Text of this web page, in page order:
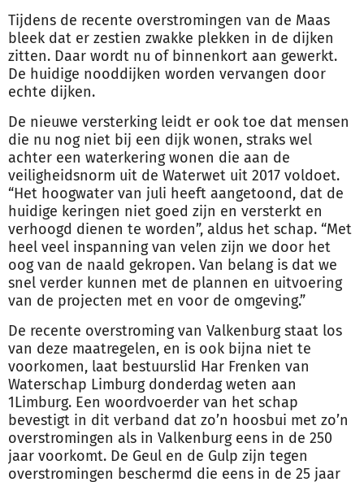
Tijdens de recente overstromingen van de Maas
bleek dat er zestien zwakke plekken in de dijken
zitten. Daar wordt nu of binnenkort aan gewerkt.
De huidige nooddijken worden vervangen door
echte dijken.
De nieuwe versterking leidt er ook toe dat mensen
die nu nog niet bij een dijk wonen, straks wel
achter een waterkering wonen die aan de
veiligheidsnorm uit de Waterwet uit 2017 voldoet.
“Het hoogwater van juli heeft aangetoond, dat de
huidige keringen niet goed zijn en versterkt en
verhoogd dienen te worden”, aldus het schap. “Met
heel veel inspanning van velen zijn we door het
oog van de naald gekropen. Van belang is dat we
snel verder kunnen met de plannen en uitvoering
van de projecten met en voor de omgeving.”
De recente overstroming van Valkenburg staat los
van deze maatregelen, en is ook bijna niet te
voorkomen, laat bestuurslid Har Frenken van
Waterschap Limburg donderdag weten aan
1Limburg. Een woordvoerder van het schap
bevestigt in dit verband dat zo’n hoosbui met zo’n
overstromingen als in Valkenburg eens in de 250
jaar voorkomt. De Geul en de Gulp zijn tegen
overstromingen beschermd die eens in de 25 jaar